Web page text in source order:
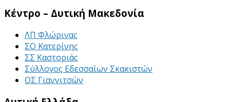
Κέντρο – Δυτική Μακεδονία
ΛΠ Φλώρινας
ΣΟ Κατερίνης
ΣΣ Καστοριάς
Σύλλογος Εδεσσαίων Σκακιστών
ΟΣ Γιαννιτσών